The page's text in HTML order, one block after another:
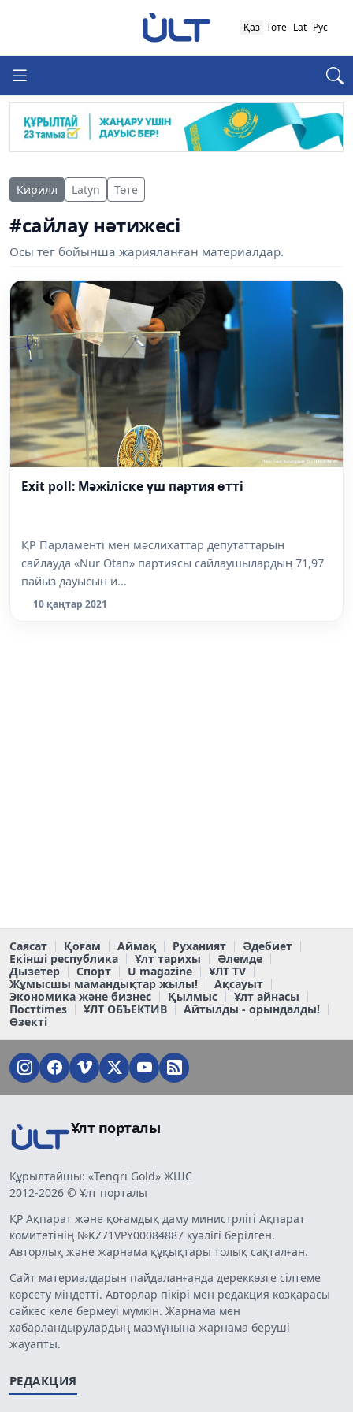
Қаз Төте Lat Рус
Кирилл Latyn Төте
#сайлау нәтижесі
Осы тег бойынша жарияланған материалдар.
Еxit poll: Мәжіліске үш партия өтті
ҚР Парламенті мен мәслихаттар депутаттарын
сайлауда «Nur Otan» партиясы сайлаушылардың 71,97
пайыз дауысын и...
10 қаңтар 2021
Саясат Қоғам Аймақ Руханият
Әдебиет
Екінші республика
Ұлт тарихы
Әлемде
Дызетер
Спорт U magazine
ҰЛТ TV
Жұмысшы мамандықтар жылы!
Ақсауыт
Экономика және бизнес
Қылмыс
Ұлт айнасы
Постtimes
ҰЛТ ОБЪЕКТИВ
Айтылды - орындалды!
Өзекті
Ұлт порталы
Құрылтайшы: «Tengri Gold» ЖШС
2012-2026 © Ұлт порталы
ҚР Ақпарат және қоғамдық даму министрлігі Ақпарат
комитетінің №KZ71VPY00084887 куәлігі берілген.
Авторлық және жарнама құқықтары толық сақталған.
Сайт материалдарын пайдаланғанда дереккөзге сілтеме
көрсету міндетті. Авторлар пікірі мен редакция көзқарасы
сәйкес келе бермеуі мүмкін. Жарнама мен
хабарландырулардың мазмұнына жарнама беруші
жауапты.
РЕДАКЦИЯ